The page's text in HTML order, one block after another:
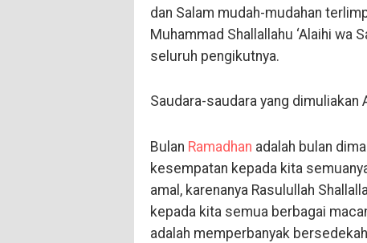
dan Salam mudah-mudahan
Muhammad Shallallahu ‘Alaihi wa
seluruh pengikutnya.
Saudara-saudara yang dimuliakan
Bulan Ramadhan adalah bulan
kesempatan kepada kita
amal, karenanya Rasulullah
kepada kita semua berbagai
adalah memperbanyak